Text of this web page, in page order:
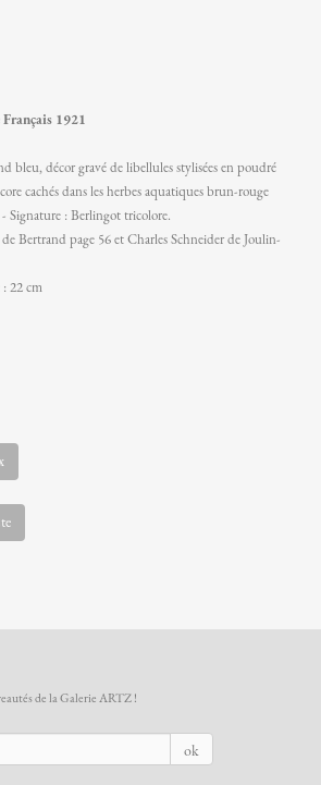
1921
bleu, décor gravé de libellules stylisées en poudré
cachés dans les herbes aquatiques brun-rouge
- Signature : Berlingot tricolore.
Bertrand page 56 et Charles Schneider de Joulin-
22 cm
de la Galerie ARTZ !
ok